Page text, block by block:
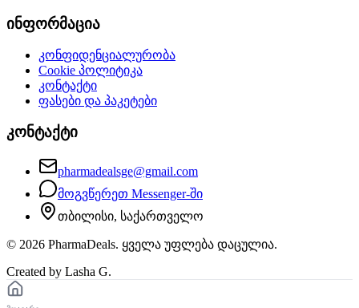
ინფორმაცია
კონფიდენციალურობა
Cookie პოლიტიკა
კონტაქტი
ფასები და პაკეტები
კონტაქტი
pharmadealsge@gmail.com
მოგვწერეთ Messenger-ში
თბილისი, საქართველო
© 2026 PharmaDeals. ყველა უფლება დაცულია.
Created by Lasha G.